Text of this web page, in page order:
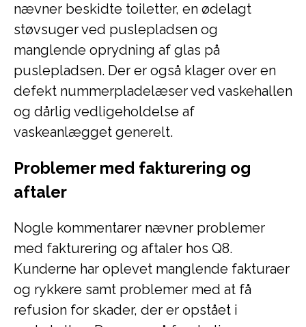
nævner beskidte toiletter, en ødelagt
støvsuger ved puslepladsen og
manglende oprydning af glas på
puslepladsen. Der er også klager over en
defekt nummerpladelæser ved vaskehallen
og dårlig vedligeholdelse af
vaskeanlægget generelt.
Problemer med fakturering og
aftaler
Nogle kommentarer nævner problemer
med fakturering og aftaler hos Q8.
Kunderne har oplevet manglende fakturaer
og rykkere samt problemer med at få
refusion for skader, der er opstået i